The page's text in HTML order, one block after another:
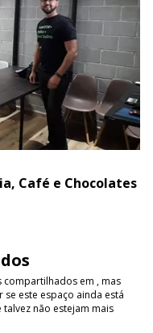
Café e Chocolates
em , mas
este espaço ainda está
não estejam mais